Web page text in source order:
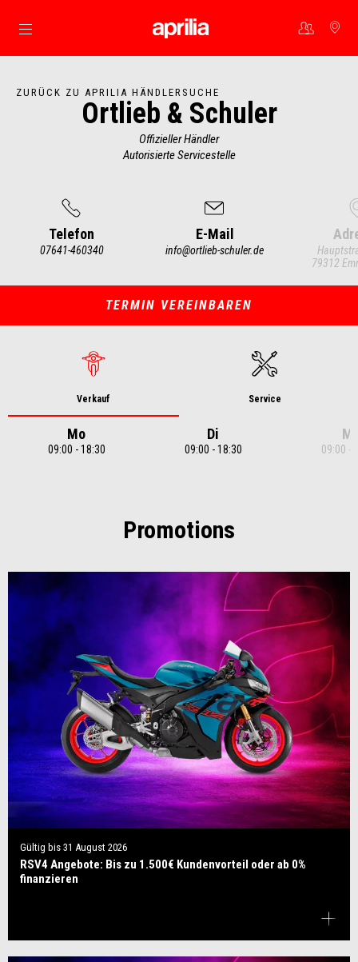
Skip to content
ZURÜCK ZU APRILIA HÄNDLERSUCHE
Ortlieb & Schuler
Offizieller Händler
Autorisierte Servicestelle
Telefon
07641-460340
E-Mail
info@ortlieb-schuler.de
79312
of
TERMIN VEREINBAREN
Verkauf Service
Mo
09:00 - 18:30
Di
09:00 - 18:30
Mi
09:00 -
Promotions
Gültig bis 31 August 2026
RSV4 Angebote: Bis zu 1.500€ Kundenvorteil oder ab 0%
finanzieren